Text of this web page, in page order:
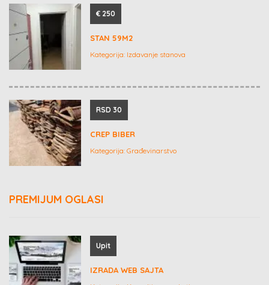
€ 250
STAN 59M2
Kategorija: Izdavanje stanova
RSD 30
CREP BIBER
Kategorija: Građevinarstvo
PREMIJUM OGLASI
Upit
IZRADA WEB SAJTA